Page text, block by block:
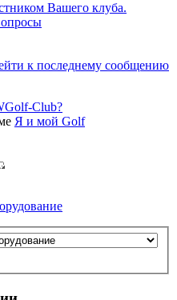
Вашего клуба.
Club?
Я и мой Golf